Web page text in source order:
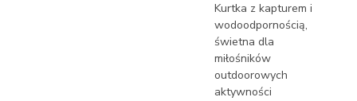
Kurtka z kapturem i
wodoodpornością,
świetna dla
miłośników
outdoorowych
aktywności